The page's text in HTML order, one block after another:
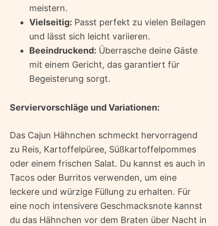
meistern.
Vielseitig: Passt perfekt zu vielen Beilagen
und lässt sich leicht variieren.
Beeindruckend: Überrasche deine Gäste
mit einem Gericht, das garantiert für
Begeisterung sorgt.
Serviervorschläge und Variationen:
Das Cajun Hähnchen schmeckt hervorragend
zu Reis, Kartoffelpüree, Süßkartoffelpommes
oder einem frischen Salat. Du kannst es auch in
Tacos oder Burritos verwenden, um eine
leckere und würzige Füllung zu erhalten. Für
eine noch intensivere Geschmacksnote kannst
du das Hähnchen vor dem Braten über Nacht in